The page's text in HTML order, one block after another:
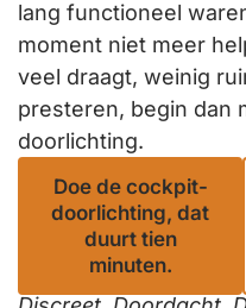
lang functioneel
moment niet meer
veel draagt, weinig
presteren, begin dan
doorlichting.
Doe de cockpit-
doorlichting, dat
duurt tien
minuten.